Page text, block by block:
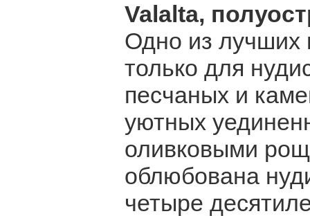
Valalta,
Одно из лучших
только для
песчаных и
уютных
оливковыми
облюбована
четыре